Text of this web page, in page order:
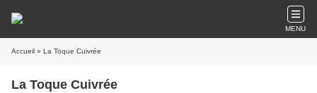
MENU
Accueil » La Toque Cuivrée
La Toque Cuivrée